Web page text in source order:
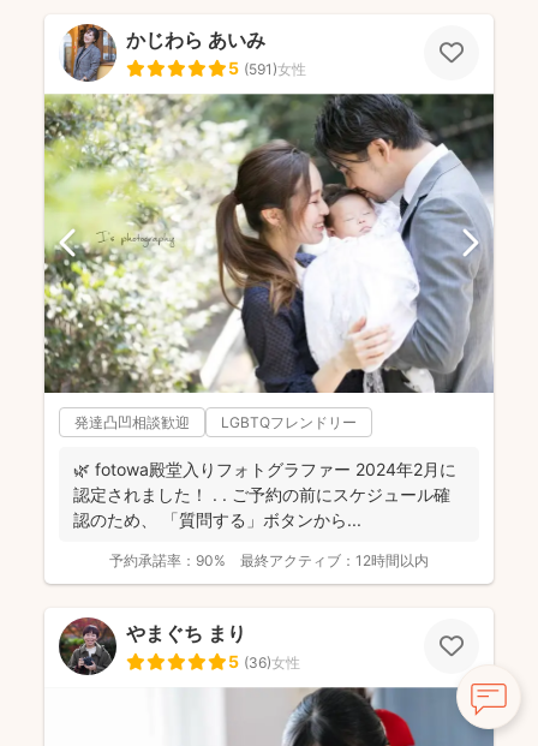
かじわら あいみ
5 (591)女性
発達凸凹相談歓迎 LGBTQフレンドリー
🌿 fotowa殿堂入りフォトグラファー 2024年2月に
認定されました！ . . ご予約の前にスケジュール確
認のため、 「質問する」ボタンから...
予約承諾率： 90% 最終アクティブ： 12時間以内
やまぐち まり
5 (36)女性